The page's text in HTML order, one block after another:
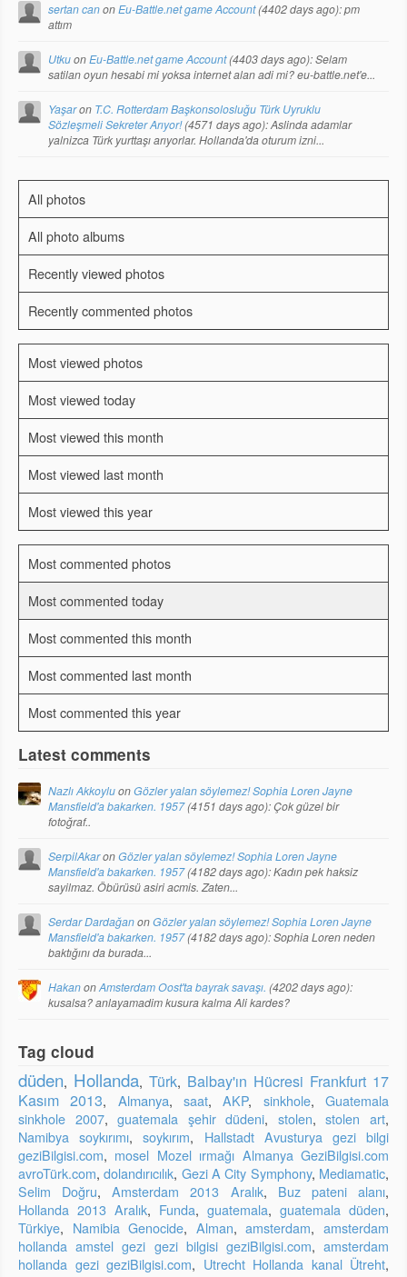
sertan canonEu-Battle.net game Account(4402 days ago): pm
attım
UtkuonEu-Battle.net game Account(4403 days ago): Selam
satilan oyun hesabi mi yoksa internet alan adi mi? eu-battle.net'e...
Yaşaron T.C. Rotterdam Başkonsolosluğu Türk Uyruklu
Sözleşmeli Sekreter Arıyor!(4571 days ago): Aslinda adamlar
yalnizca Türk yurttaşı arıyorlar. Hollanda'da oturum izni...
All photos
All photo albums
Recently viewed photos
Recently commented photos
Most viewed photos
Most viewed today
Most viewed this month
Most viewed last month
Most viewed this year
Most commented photos
Most commented today
Most commented this month
Most commented last month
Most commented this year
Latest comments
Nazlı AkkoyluonGözler yalan söylemez! Sophia Loren Jayne
Mansfield'a bakarken. 1957(4151 days ago): Çok güzel bir
fotoğraf..
SerpilAkaronGözler yalan söylemez! Sophia Loren Jayne
Mansfield'a bakarken. 1957(4182 days ago): Kadın pek haksiz
sayilmaz. Öbürüsü asiri acmis. Zaten...
Serdar DardağanonGözler yalan söylemez! Sophia Loren Jayne
Mansfield'a bakarken. 1957(4182 days ago): Sophia Loren neden
baktığını da burada...
HakanonAmsterdam Oost'ta bayrak savaşı. (4202 days ago):
kusalsa? anlayamadim kusura kalma Ali kardes?
Tag cloud
düden, Hollanda, Türk, Balbay'ın Hücresi Frankfurt 17
Kasım 2013, Almanya,saat,AKP, sinkhole,Guatemala
sinkhole 2007,guatemala şehir düdeni, stolen,stolen art,
Namibya soykırımı,soykırım, Hallstadt Avusturya gezi bilgi
geziBilgisi.com, mosel Mozel ırmağı Almanya GeziBilgisi.com
avroTürk.com,dolandırıcılık, Gezi A City Symphony, Mediamatic,
Selim Doğru,Amsterdam 2013 Aralık, Buz pateni alanı,
Hollanda 2013 Aralık, Funda, guatemala, guatemala düden,
Türkiye, Namibia Genocide, Alman,amsterdam,amsterdam
hollanda amstel gezi gezi bilgisi geziBilgisi.com,amsterdam
hollanda gezi geziBilgisi.com, Utrecht Hollanda kanal Ütreht,